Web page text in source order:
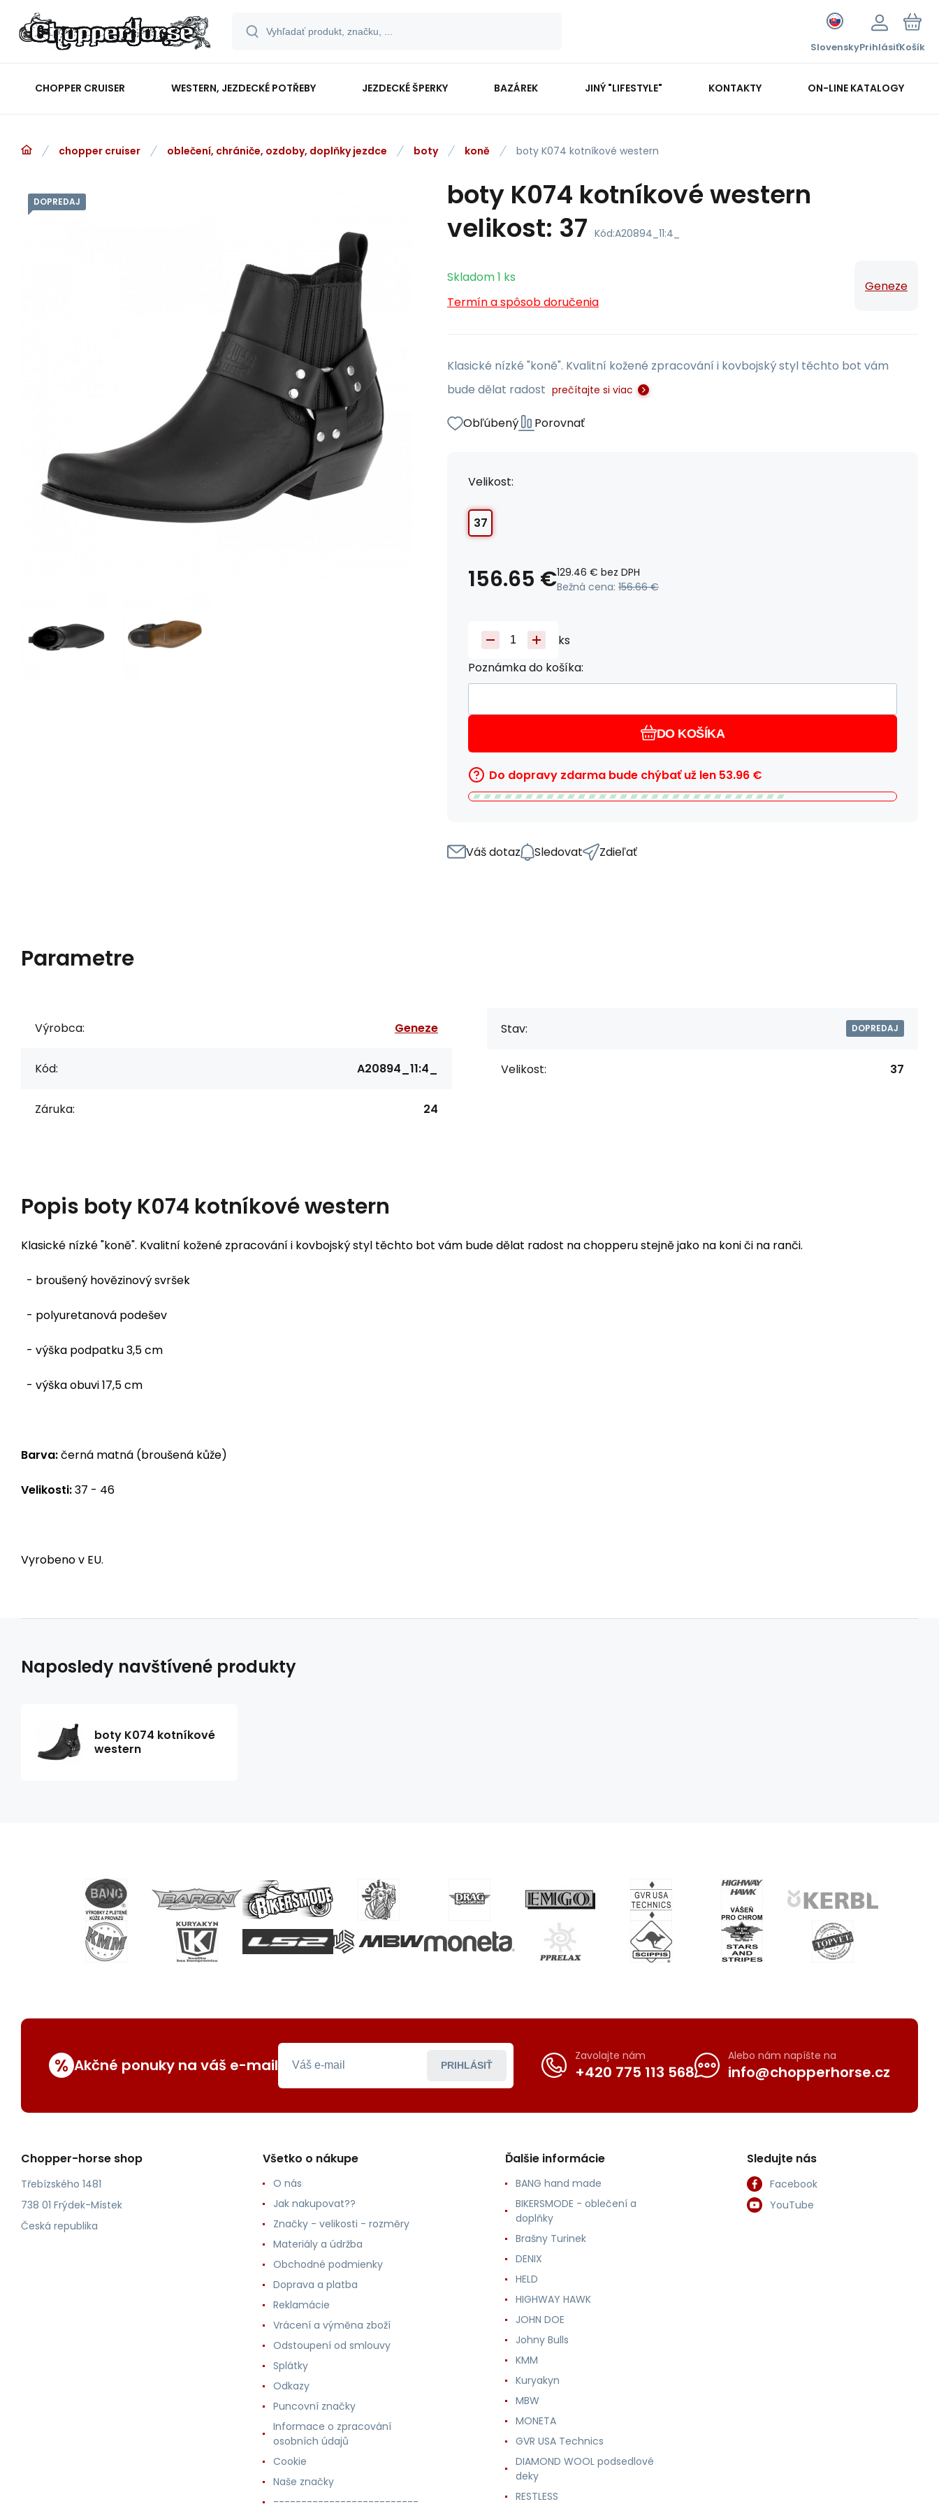
SlovenskyPrihlásiťKošík
CHOPPER CRUISER WESTERN, JEZDECKÉ POTŘEBY JEZDECKÉ ŠPERKY BAZÁREK JINÝ "LIFESTYLE" KONTAKTY ON-LINE KATALOGY
chopper cruiser oblečení, chrániče, ozdoby, doplňky jezdce boty koně boty K074 kotníkové western
DOPREDAJ
boty K074 kotníkové western
velikost: 37 Kód:A20894_11:4_
Skladom1 ks
Termín a spôsob doručenia
Geneze
Klasické nízké "koně". Kvalitní kožené zpracování i kovbojský styl těchto bot vám
bude dělat radost prečítajte si viac
Obľúbený Porovnať
Velikost:
37
156.65 €129.46 € bez DPH
Bežná cena: 156.66 €
ks
Poznámka do košíka:
DO KOŠÍKA
Do dopravy zdarma bude chýbať už len 53.96 €
Váš dotaz Sledovat Zdieľať
Parametre
Výrobca: Geneze
Kód: A20894_11:4_
Záruka: 24
Stav: DOPREDAJ
Velikost: 37
Popis boty K074 kotníkové western
Klasické nízké "koně". Kvalitní kožené zpracování i kovbojský styl těchto bot vám bude dělat radost na chopperu stejně jako na koni či na ranči.
- broušený hovězinový svršek
- polyuretanová podešev
- výška podpatku 3,5 cm
- výška obuvi 17,5 cm
Barva:černá matná (broušená kůže)
Velikosti:37 - 46
Vyrobeno v EU.
Naposledy navštívené produkty
boty K074 kotníkové
western
% Akčné ponuky na váš e-mail PRIHLÁSIŤ
Zavolajte nám
+420 775 113 568
Alebo nám napíšte na
info@chopperhorse.cz
Chopper-horse shop
Třebízského 1481
738 01 Frýdek-Místek
Česká republika
Všetko o nákupe
O nás
Jak nakupovat??
Značky - velikosti - rozměry
Materiály a údržba
Obchodné podmienky
Doprava a platba
Reklamácie
Vrácení a výměna zboží
Odstoupení od smlouvy
Splátky
Odkazy
Puncovní značky
Informace o zpracování
osobních údajů
Cookie
Naše značky
Ďalšie informácie
BANG hand made
BIKERSMODE - oblečení a
doplňky
Brašny Turinek
DENIX
HELD
HIGHWAY HAWK
JOHN DOE
Johny Bulls
KMM
Kuryakyn
MBW
MONETA
GVR USA Technics
DIAMOND WOOL podsedlové
deky
RESTLESS
Sledujte nás
Facebook
YouTube